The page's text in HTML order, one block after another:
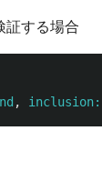
証する場合
, inclusion: